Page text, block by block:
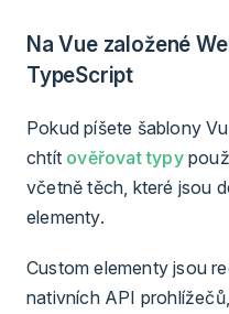
Na Vue založené
TypeScript
Pokud píšete šablony
chtít ověřovat typy
včetně těch, které jsou
elementy.
Custom elementy jsou
nativních API